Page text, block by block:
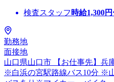
検査スタッフ 時給1,300
勤務地
面接地
山口県山口市 【お仕事先】兵
※白浜の宮駅路線バス10分 ※